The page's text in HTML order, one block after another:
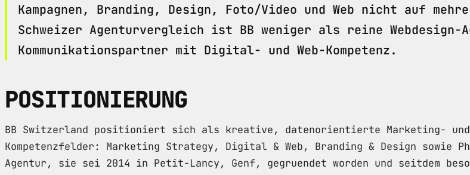
Kampagnen, Branding, Design, Foto/Video und Web nicht auf
Schweizer Agenturvergleich ist BB weniger als reine Webdesign-
Kommunikationspartner mit Digital- und Web-Kompetenz.
POSITIONIERUNG
BB Switzerland positioniert sich als kreative, datenorientierte Marketing- und
Kompetenzfelder: Marketing Strategy, Digital & Web, Branding & Design sowie
Agentur, sie sei 2014 in Petit-Lancy, Genf, gegruendet worden und seitdem